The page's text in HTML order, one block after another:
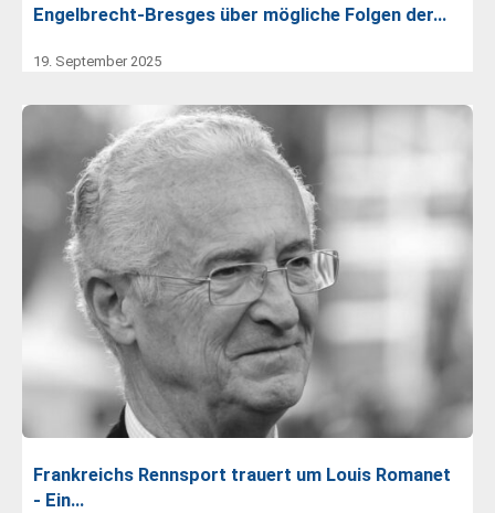
Engelbrecht-Bresges über mögliche Folgen der…
19. September 2025
Frankreichs Rennsport trauert um Louis Romanet
- Ein…